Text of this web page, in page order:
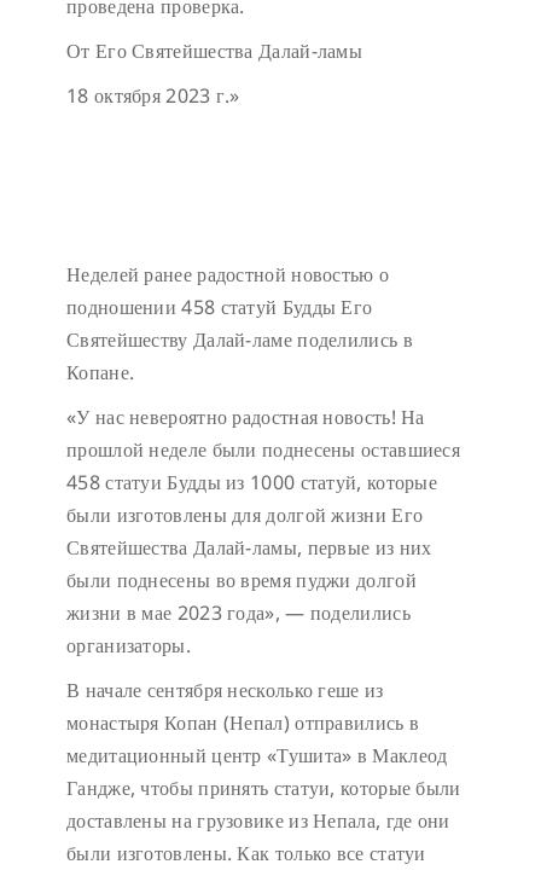
проведена проверка.
От Его Святейшества Далай-ламы
18 октября 2023 г.»
Неделей ранее радостной новостью о
подношении 458 статуй Будды Его
Святейшеству Далай-ламе поделились в
Копане.
«У нас невероятно радостная новость! На
прошлой неделе были поднесены оставшиеся
458 статуи Будды из 1000 статуй, которые
были изготовлены для долгой жизни Его
Святейшества Далай-ламы, первые из них
были поднесены во время пуджи долгой
жизни в мае 2023 года», — поделились
организаторы.
В начале сентября несколько геше из
монастыря Копан (Непал) отправились в
медитационный центр «Тушита» в Маклеод
Гандже, чтобы принять статуи, которые были
доставлены на грузовике из Непала, где они
были изготовлены. Как только все статуи